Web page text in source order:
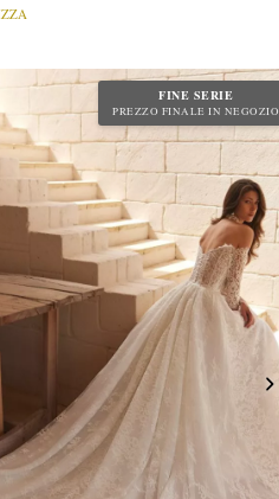
FINE SERIE
PREZZO FINALE IN NEGOZIO